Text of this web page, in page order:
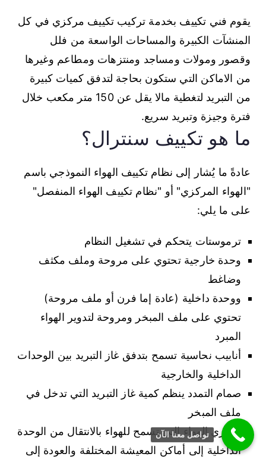
يقوم فني تكييف بخدمة تركيب تكييف مركزي في كل
المنشآت الكبيرة والمساحات الواسعة من فلل
وقصور ومولات ومساجد ومنتزهات ومطاعم وغيرها
من الاماكن التي ستكون بحاجة لتدفق كميات كبيرة
من التبريد لتغطية مالا يقل عن 150 متر مكعب خلال
فترة وجيزة وتبريد سريع.
ما هو تكييف سنترال؟
عادةً ما يُشار إلى نظام تكييف الهواء النموذجي باسم
"الهواء المركزي" أو "نظام تكييف الهواء المنفصل"
على ما يلي:
ترموستات يتحكم في تشغيل النظام
وحدة خارجية تحتوي على مروحة وملف مكثف
وضاغط
ووحدة داخلية (عادة إما فرن أو ملف مروحة)
تحتوي على ملف المبخر ومروحة لتدوير الهواء
المبرد
أنابيب نحاسية تسمح بتدفق غاز التبريد بين الوحدات
الداخلية والخارجية
صمام التمدد ينظم كمية غاز التبريد التي تدخل في
ملف المبخر
مجاري الهواء التي تسمح للهواء بالانتقال من الوحدة
الداخلية إلى أماكن المعيشة المختلفة والعودة إلى
تواصل معنا الآن